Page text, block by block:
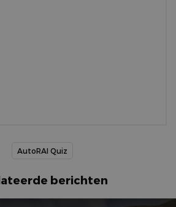
AutoRAI Quiz
berichten